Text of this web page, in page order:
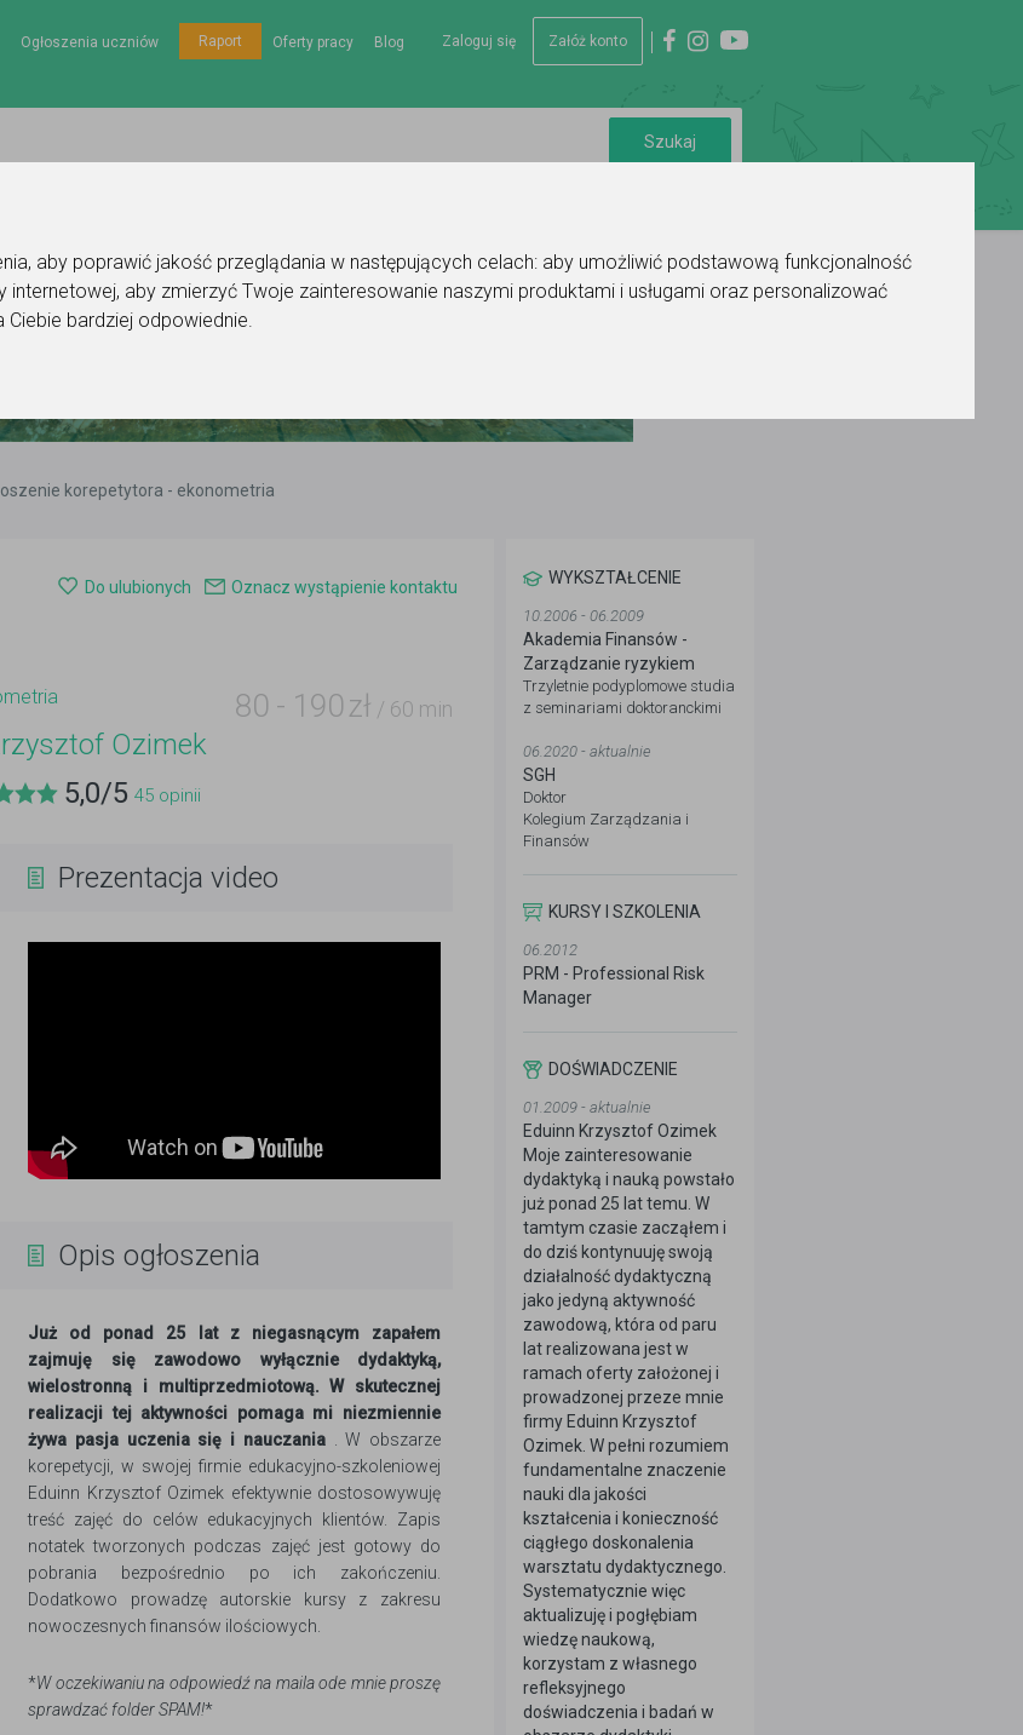
aby poprawić jakość przeglądania w następujących celach: aby umożliwić podstawową funkcjonalność
internetowej, aby zmierzyć Twoje zainteresowanie naszymi produktami i usługami oraz personalizować
bardziej odpowiednie.
Zaloguj się Załóż konto
Ogłoszenia uczniów Raport Oferty pracy Blog
korepetytora - ekonometria
Do ulubionych Oznacz wystąpienie kontaktu
80 - 190 zł / 60 min
Ozimek
5,0/5 45 opinii
Prezentacja video
Opis ogłoszenia
Już od ponad 25 lat z niegasnącym zapałem
zajmuję się zawodowo wyłącznie dydaktyką,
wielostronną i multiprzedmiotową. W skutecznej
realizacji tej aktywności pomaga mi niezmiennie
żywa pasja uczenia się i nauczania. W obszarze
korepetycji, w swojej firmie edukacyjno-szkoleniowej
Eduinn Krzysztof Ozimek efektywnie dostosowywuję
treść zajęć do celów edukacyjnych klientów. Zapis
notatek tworzonych podczas zajęć jest gotowy do
pobrania bezpośrednio po ich zakończeniu.
Dodatkowo prowadzę autorskie kursy z zakresu
nowoczesnych finansów ilościowych.
*W oczekiwaniu na odpowiedź na maila ode mnie proszę
sprawdzać folder SPAM!*
WYKSZTAŁCENIE
10.2006 - 06.2009
Akademia Finansów -
Zarządzanie ryzykiem
Trzyletnie podyplomowe studia
z seminariami doktoranckimi
06.2020 - aktualnie
SGH
Doktor
Kolegium Zarządzania i
Finansów
KURSY I SZKOLENIA
06.2012
PRM - Professional Risk
Manager
DOŚWIADCZENIE
01.2009 - aktualnie
Eduinn Krzysztof Ozimek
Moje zainteresowanie
dydaktyką i nauką powstało
już ponad 25 lat temu. W
tamtym czasie zacząłem i
do dziś kontynuuję swoją
działalność dydaktyczną
jako jedyną aktywność
zawodową, która od paru
lat realizowana jest w
ramach oferty założonej i
prowadzonej przeze mnie
firmy Eduinn Krzysztof
Ozimek. W pełni rozumiem
fundamentalne znaczenie
nauki dla jakości
kształcenia i konieczność
ciągłego doskonalenia
warsztatu dydaktycznego.
Systematycznie więc
aktualizuję i pogłębiam
wiedzę naukową,
korzystam z własnego
refleksyjnego
doświadczenia i badań w